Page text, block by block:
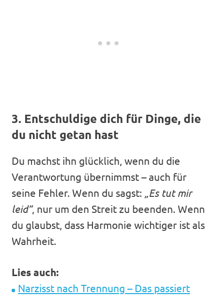
3. Entschuldige dich für Dinge, die
du nicht getan hast
Du machst ihn glücklich, wenn du die
Verantwortung übernimmst – auch für
seine Fehler. Wenn du sagst: „Es tut mir
leid“, nur um den Streit zu beenden. Wenn
du glaubst, dass Harmonie wichtiger ist als
Wahrheit.
Lies auch:
Narzisst nach Trennung – Das passiert